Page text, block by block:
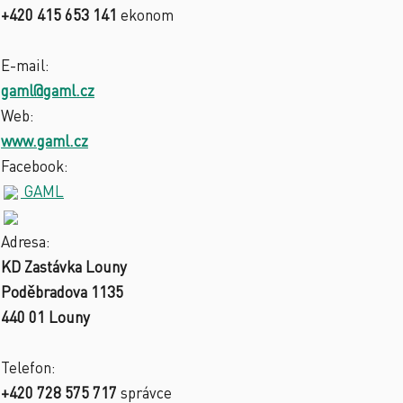
+420 415 653 141 ekonom
E-mail:
gaml@gaml.cz
Web:
www.gaml.cz
Facebook:
GAML
Adresa:
KD Zastávka Louny
Poděbradova 1135
440 01 Louny
Telefon:
+420 728 575 717 správce